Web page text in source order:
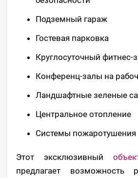
Подземный гараж
Гостевая парковка
Круглосуточный фитнес-
Конференц-залы на
Ландшафтные зеленые
Центральное отопление
Системы пожаротушения
Этот эксклюзивный
предлагает возможность